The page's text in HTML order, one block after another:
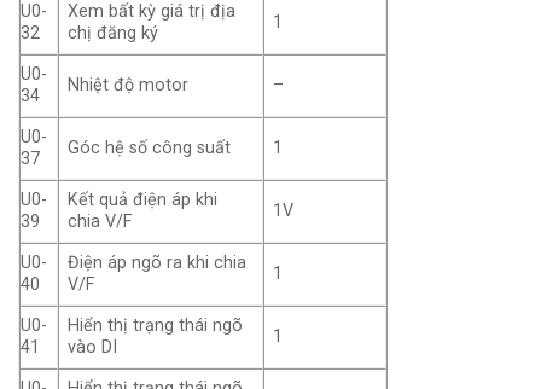
U0-
32
Xem bất kỳ giá trị địa
chị đăng ký
1
U0-
34
Nhiệt độ motor –
U0-
37
Góc hệ số công suất 1
U0-
39
Kết quả điện áp khi
chia V/F
1V
U0-
40
Điện áp ngõ ra khi chia
V/F
1
U0-
41
Hiển thị trạng thái ngõ
vào DI
1